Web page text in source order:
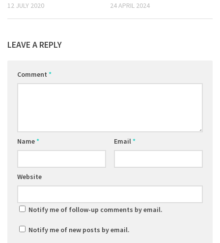
12 JULY 2020 24 APRIL 2024
LEAVE A REPLY
Comment *
Name* Email*
Website
Notify me of follow-up comments by email.
Notify me of new posts by email.